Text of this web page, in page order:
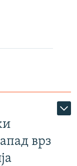
врз